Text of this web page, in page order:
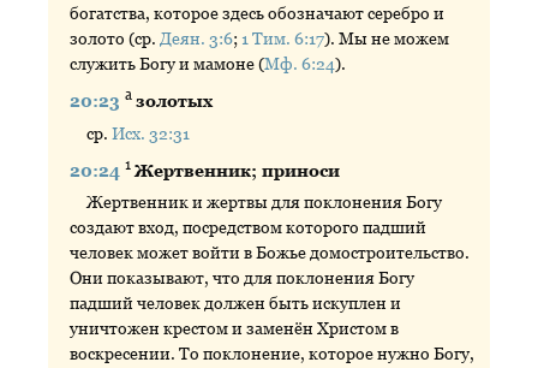
богатства, которое здесь обозначают серебро и
золото (ср. Деян. 3:6; 1 Тим. 6:17). Мы не можем
служить Богу и мамоне (Мф. 6:24).
20:23а золотых
ср.Исх. 32:31
20:241 Жертвенник; приноси
Жертвенник и жертвы для поклонения Богу
создают вход, посредством которого падший
человек может войти в Божье домостроительство.
Они показывают, что для поклонения Богу
падший человек должен быть искуплен и
уничтожен крестом и заменён Христом в
воскресении. То поклонение, которое нужно Богу,